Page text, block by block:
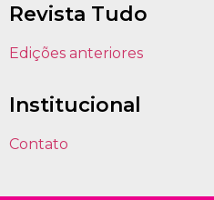
Revista Tudo
Edições anteriores
Institucional
Contato